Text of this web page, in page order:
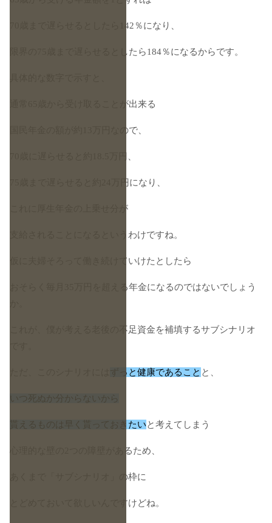
70歳まで遅らせるとしたら142％になり、
限界の75歳まで遅らせるとしたら184％になるからです。
通常65歳から受け取ることが出来る
国民年金の額が約13万円なので、
75歳まで遅らせると約24万円になり、
これに厚生年金の上乗せ分が
支給されることになるというわけですね。
仮に夫婦そろって働き続けていけたとしたら
おそらく毎月35万円を超える年金になるのではないでしょう
これが、僕が考える老後の不足資金を補填するサブシナリオ
ずっと健康であること と、
いつ死ぬか分からないから
貰えるものは早く貰っておきたいと考えてしまう
心理的な壁の2つの障壁があるため、
あくまで「サブシナリオ」の枠に
とどめておいて欲しいんですけどね。